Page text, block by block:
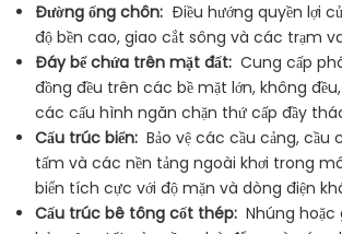
Đường ống chôn: Điều hướng quyền lợi
độ bền cao, giao cắt sông và các trạm
Đáy bể chứa trên mặt đất: Cung cấp
đồng đều trên các bề mặt lớn, không
các cấu hình ngăn chặn thứ cấp đầy
Cấu trúc biển: Bảo vệ các cầu cảng, cầu
tấm và các nền tảng ngoài khơi trong
biển tích cực với độ mặn và dòng điện
Cấu trúc bê tông cốt thép: Nhúng hoặc